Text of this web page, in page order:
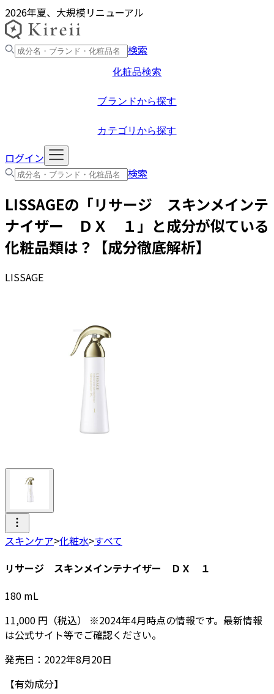
2026年夏、大規模リニューアル
検索
化粧品検索
ブランドから探す
カテゴリから探す
ログイン
検索
LISSAGEの「リサージ スキンメインテ
ナイザー ＤＸ １ 」と成分が似ている
化粧品類は？【成分徹底解析】
LISSAGE
スキンケア>化粧水>すべて
リサージ スキンメインテナイザー ＤＸ １
180 mL
11,000 円 （税込） ※2024年4月時点の情報です。最新情報
は公式サイト等でご確認ください。
発売日： 2022年8月20日
【有効成分】